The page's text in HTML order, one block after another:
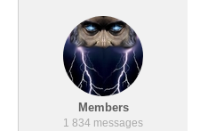
Members
1 834 messages